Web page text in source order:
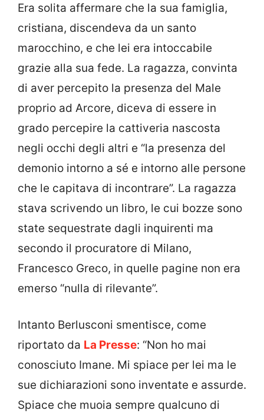
Era solita affermare che la sua famiglia,
cristiana, discendeva da un santo
marocchino, e che lei era intoccabile
grazie alla sua fede. La ragazza, convinta
di aver percepito la presenza del Male
proprio ad Arcore, diceva di essere in
grado percepire la cattiveria nascosta
negli occhi degli altri e “la presenza del
demonio intorno a sé e intorno alle persone
che le capitava di incontrare”. La ragazza
stava scrivendo un libro, le cui bozze sono
state sequestrate dagli inquirenti ma
secondo il procuratore di Milano,
Francesco Greco, in quelle pagine non era
emerso “nulla di rilevante”.
Intanto Berlusconi smentisce, come
riportato da La Presse: “Non ho mai
conosciuto Imane. Mi spiace per lei ma le
sue dichiarazioni sono inventate e assurde.
Spiace che muoia sempre qualcuno di